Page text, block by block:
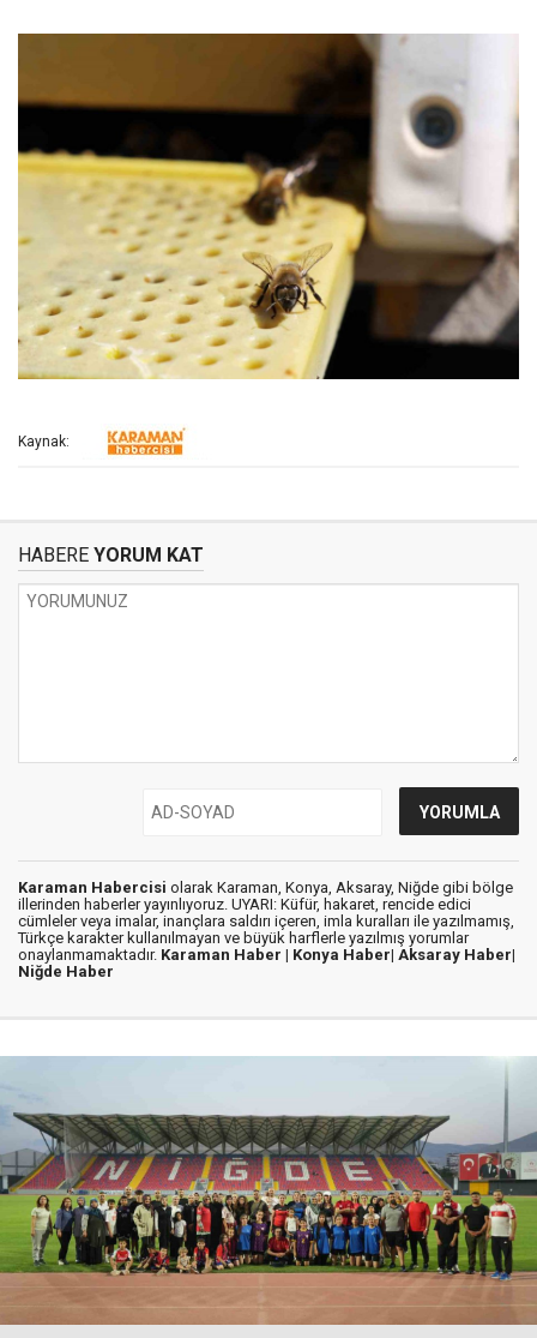
Kaynak:
HABERE YORUM KAT
Karaman Habercisi olarak Karaman, Konya, Aksaray, Niğde gibi bölge
illerinden haberler yayınlıyoruz. UYARI: Küfür, hakaret, rencide edici
cümleler veya imalar, inançlara saldırı içeren, imla kuralları ile yazılmamış,
Türkçe karakter kullanılmayan ve büyük harflerle yazılmış yorumlar
onaylanmamaktadır. Karaman Haber | Konya Haber| Aksaray Haber|
Niğde Haber